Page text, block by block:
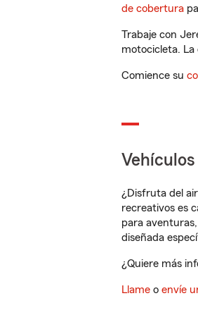
de cobertura
Trabaje con
motocicleta. La
Comience su
¿Disfruta del
recreativos es
para
diseñada
¿Quiere más
Llame o envíe